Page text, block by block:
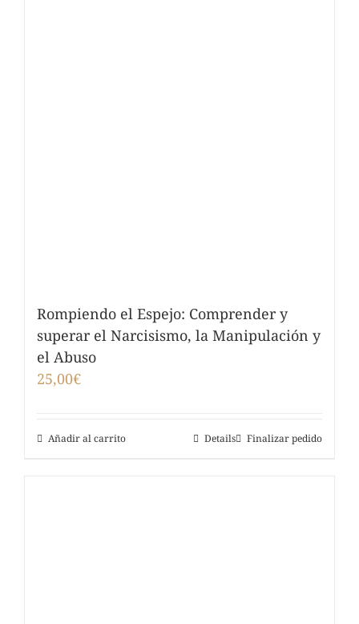
Rompiendo el Espejo: Comprender y
superar el Narcisismo, la Manipulación y
el Abuso
25,00€
Añadir al carrito Finalizar pedido
Details